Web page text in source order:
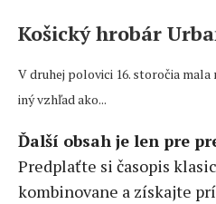
Košický hrobár
V druhej polovici 16. storočia
iný vzhľad ako...
Ďalší obsah je len pre
Predplaťte si časopis
kombinovane a získajte